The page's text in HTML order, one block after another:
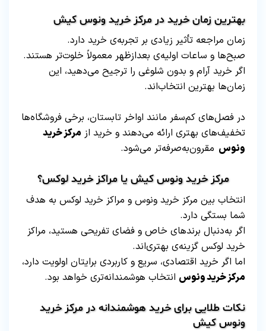
بهترین زمان خرید در مرکز خرید ونوس کیش
زمان مراجعه تأثیر زیادی بر تجربه‌ی خرید دارد.
صبح‌ها و ساعات اولیه‌ی بعدازظهر معمولاً خلوت‌تر هستند.
اگر خرید آرام و بدون شلوغی را ترجیح می‌دهید، این
زمان‌ها بهترین انتخاب‌اند.
در فصل‌های کم‌سفر مانند اواخر تابستان، برخی فروشگاه‌ها
تخفیف‌های بهتری ارائه می‌دهند و خرید از مرکز خرید
ونوس مقرون‌به‌صرفه‌تر می‌شود.
مرکز خرید ونوس کیش یا مراکز خرید لوکس؟
انتخاب بین مرکز خرید ونوس و مراکز خرید لوکس به هدف
شما بستگی دارد.
اگر به‌دنبال برندهای خاص و فضای تفریحی هستید، مراکز
خرید لوکس گزینه‌ی بهتری‌اند.
اما اگر خرید اقتصادی، سریع و کاربردی برایتان اولویت دارد،
مرکز خرید ونوس انتخاب هوشمندانه‌تری خواهد بود.
نکات طلایی برای خرید هوشمندانه در مرکز خرید
ونوس کیش